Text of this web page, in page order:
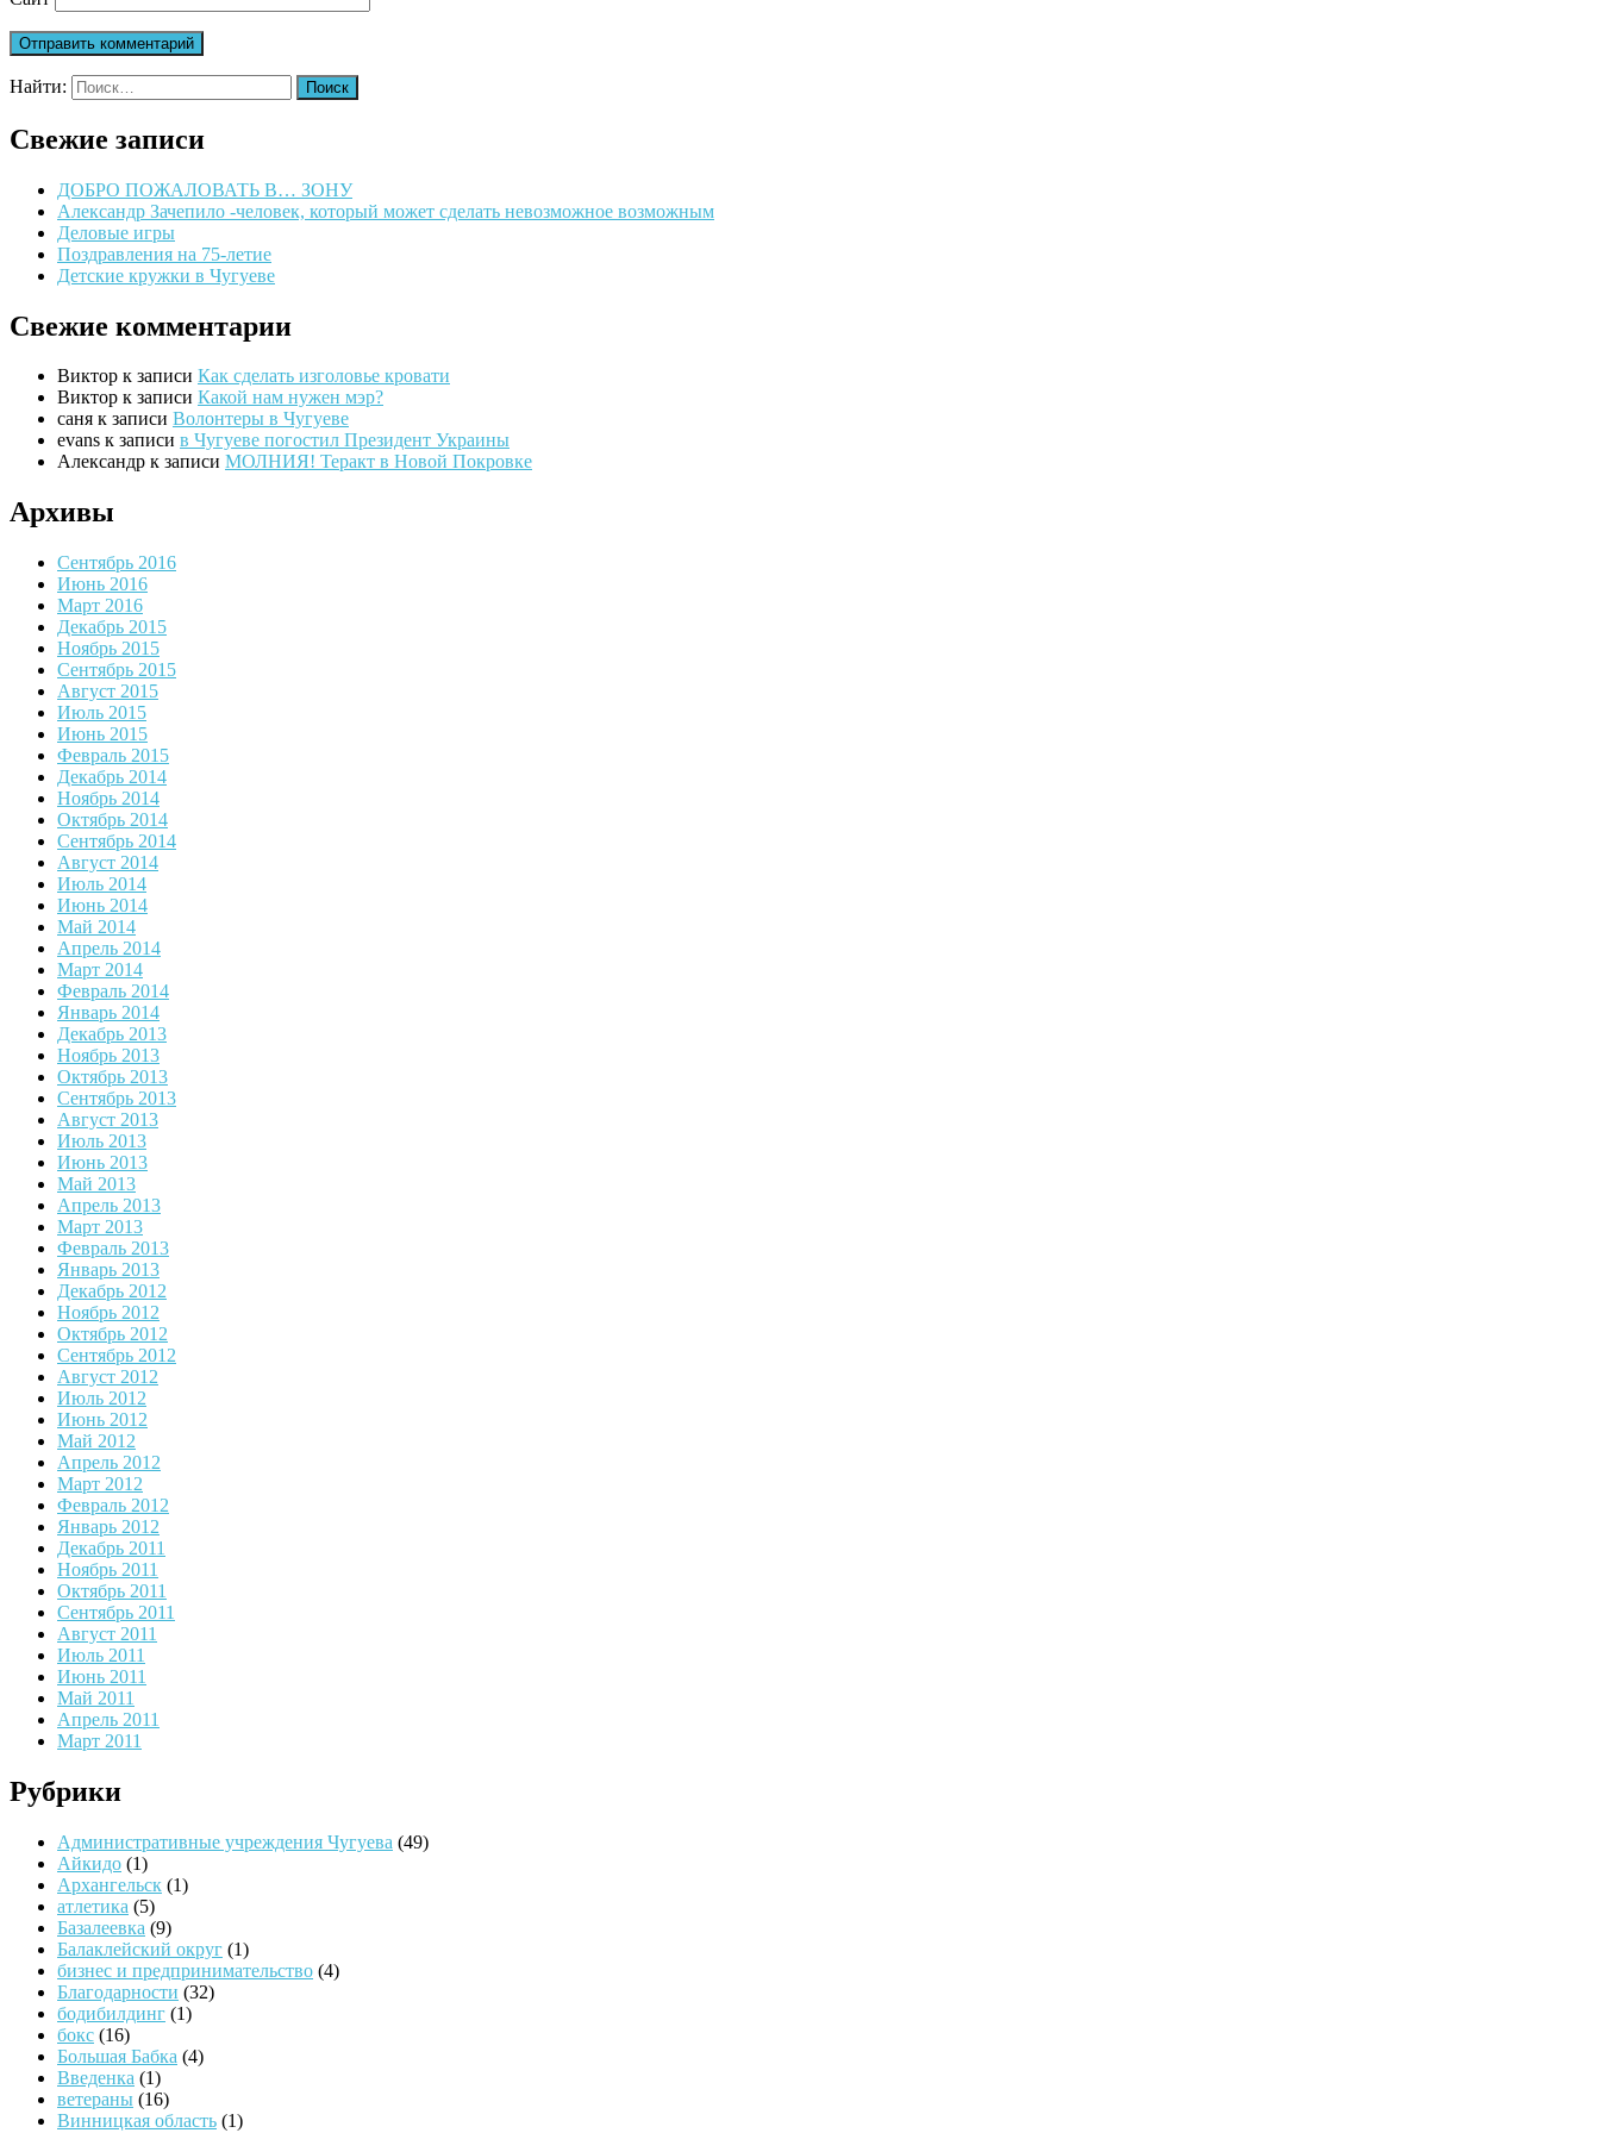
Найти:
Свежие записи
ДОБРО ПОЖАЛОВАТЬ В… ЗОНУ
Александр Зачепило -человек, который может сделать невозможное возможным
Деловые игры
Поздравления на 75-летие
Детские кружки в Чугуеве
Свежие комментарии
Виктор к записи Как сделать изголовье кровати
Виктор к записи Какой нам нужен мэр?
саня к записи Волонтеры в Чугуеве
evans к записи в Чугуеве погостил Президент Украины
Александр к записи МОЛНИЯ! Теракт в Новой Покровке
Архивы
Сентябрь 2016
Июнь 2016
Март 2016
Декабрь 2015
Ноябрь 2015
Сентябрь 2015
Август 2015
Июль 2015
Июнь 2015
Февраль 2015
Декабрь 2014
Ноябрь 2014
Октябрь 2014
Сентябрь 2014
Август 2014
Июль 2014
Июнь 2014
Май 2014
Апрель 2014
Март 2014
Февраль 2014
Январь 2014
Декабрь 2013
Ноябрь 2013
Октябрь 2013
Сентябрь 2013
Август 2013
Июль 2013
Июнь 2013
Май 2013
Апрель 2013
Март 2013
Февраль 2013
Январь 2013
Декабрь 2012
Ноябрь 2012
Октябрь 2012
Сентябрь 2012
Август 2012
Июль 2012
Июнь 2012
Май 2012
Апрель 2012
Март 2012
Февраль 2012
Январь 2012
Декабрь 2011
Ноябрь 2011
Октябрь 2011
Сентябрь 2011
Август 2011
Июль 2011
Июнь 2011
Май 2011
Апрель 2011
Март 2011
Рубрики
Административные учреждения Чугуева (49)
Айкидо (1)
Архангельск (1)
атлетика (5)
Базалеевка (9)
Балаклейский округ (1)
бизнес и предпринимательство (4)
Благодарности (32)
бодибилдинг (1)
бокс (16)
Большая Бабка (4)
Введенка (1)
ветераны (16)
Винницкая область (1)